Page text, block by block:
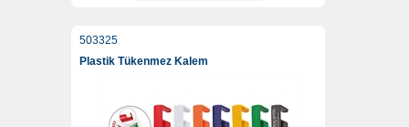
503325
Plastik Tükenmez Kalem